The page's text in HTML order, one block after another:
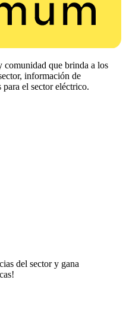
que brinda a los
información de
el sector eléctrico.
del sector y gana